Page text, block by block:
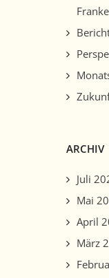
ARCHIV
Juli
Mai
April
März